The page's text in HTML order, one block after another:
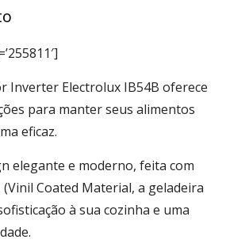
Inverter Electrolux IB54B oferece
para manter seus alimentos
eficaz.
elegante e moderno, feita com
(Vinil Coated Material, a geladeira
à sua cozinha e uma